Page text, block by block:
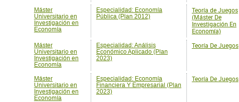
Máster
Universitario en
Investigación en
Economía
Especialidad: Economía
Pública (Plan 2012)
Teoría de Juegos
(Máster De
Investigación En
Economía)
Máster
Universitario en
Investigación en
Economía
Especialidad: Análisis
Económico Aplicado (Plan
2023)
Teoría De Juegos
Máster
Universitario en
Investigación en
Economía
Especialidad: Economía
Financiera Y Empresarial (Plan
2023)
Teoría De Juegos